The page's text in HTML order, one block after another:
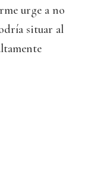
urge a no
situar al